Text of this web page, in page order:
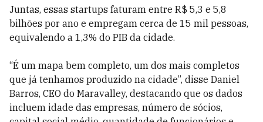
Juntas, essas startups faturam entre R$ 5,3 e 5,8
bilhões por ano e empregam cerca de 15 mil pessoas,
equivalendo a 1,3% do PIB da cidade.
“É um mapa bem completo, um dos mais completos
que já tenhamos produzido na cidade”, disse Daniel
Barros, CEO do Maravalley, destacando que os dados
incluem idade das empresas, número de sócios,